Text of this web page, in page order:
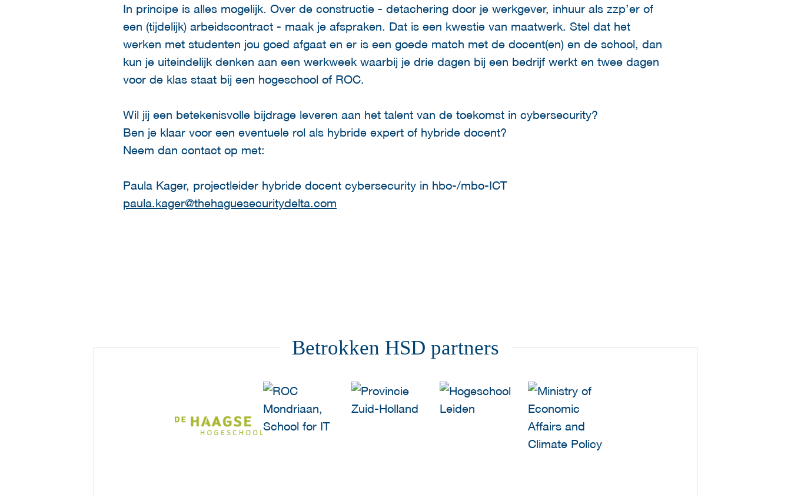
In principe is alles mogelijk. Over de constructie - detachering door je werkgever, inhuur als zzp’er of
een (tijdelijk) arbeidscontract - maak je afspraken. Dat is een kwestie van maatwerk. Stel dat het
werken met studenten jou goed afgaat en er is een goede match met de docent(en) en de school, dan
kun je uiteindelijk denken aan een werkweek waarbij je drie dagen bij een bedrijf werkt en twee dagen
voor de klas staat bij een hogeschool of ROC.
Wil jij een betekenisvolle bijdrage leveren aan het talent van de toekomst in cybersecurity?
Ben je klaar voor een eventuele rol als hybride expert of hybride docent?
Neem dan contact op met:
Paula Kager, projectleider hybride docent cybersecurity in hbo-/mbo-ICT
paula.kager@thehaguesecuritydelta.com
Betrokken HSD partners